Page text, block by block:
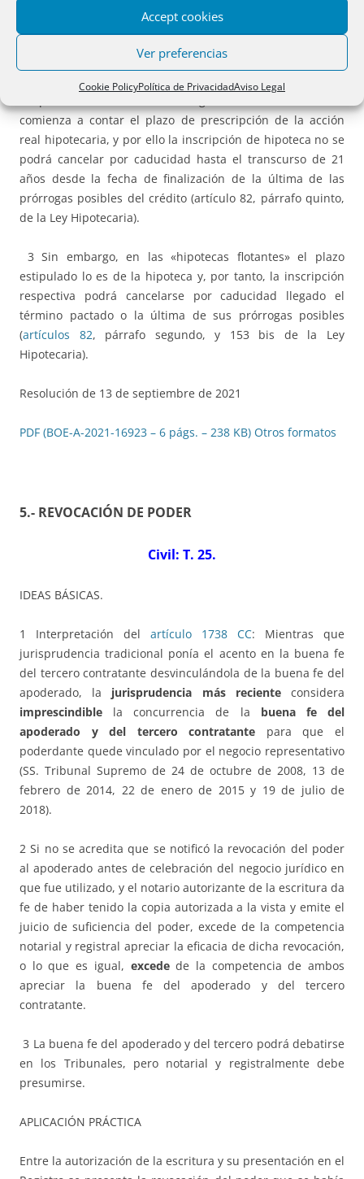
Accept cookies
Ver preferencias
Cookie PolicyPolítica de PrivacidadAviso Legal
inferior convencionalmente fijado.
2 En las «las hipotecas en garantía de una cuenta corriente
de crédito» (
Art. 153 LH
), el plazo o duración que se
comienza a contar el plazo de prescripción de la acción
real hipotecaria, y por ello la inscripción de hipoteca no se
podrá cancelar por caducidad hasta el transcurso de 21
años desde la fecha de finalización de la última de las
prórrogas posibles del crédito (artículo 82, párrafo quinto,
de la Ley Hipotecaria).
3 Sin embargo, en las «hipotecas flotantes» el plazo
estipulado lo es de la hipoteca y, por tanto, la inscripción
respectiva podrá cancelarse por caducidad llegado el
término pactado o la última de sus prórrogas posibles
(artículos 82, párrafo segundo, y 153 bis de la Ley
Hipotecaria).
Resolución de 13 de septiembre de 2021
PDF (BOE-A-2021-16923 – 6 págs. – 238 KB) Otros formatos
5.- REVOCACIÓN DE PODER
Civil: T. 25.
IDEAS BÁSICAS.
1 Interpretación del artículo 1738 CC: Mientras que
jurisprudencia tradicional ponía el acento en la buena fe
del tercero contratante desvinculándola de la buena fe del
apoderado, la jurisprudencia más recienteconsidera
imprescindible la concurrencia de la buena fe del
apoderado y del tercero contratante para que el
poderdante quede vinculado por el negocio representativo
(SS. Tribunal Supremo de 24 de octubre de 2008, 13 de
febrero de 2014, 22 de enero de 2015 y 19 de julio de
2018).
2 Si no se acredita que se notificó la revocación del poder
al apoderado antes de celebración del negocio jurídico en
que fue utilizado, y el notario autorizante de la escritura da
fe de haber tenido la copia autorizada a la vista y emite el
juicio de suficiencia del poder, excede de la competencia
notarial y registral apreciar la eficacia de dicha revocación,
o lo que es igual, excedede la competencia de ambos
apreciar la buena fe del apoderado y del tercero
contratante.
3 La buena fe del apoderado y del tercero podrá debatirse
en los Tribunales, pero notarial y registralmente debe
presumirse.
APLICACIÓN PRÁCTICA
Entre la autorización de la escritura y su presentación en el